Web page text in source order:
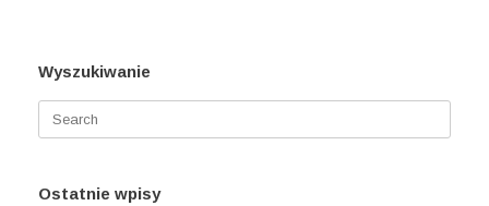
Wyszukiwanie
Ostatnie wpisy